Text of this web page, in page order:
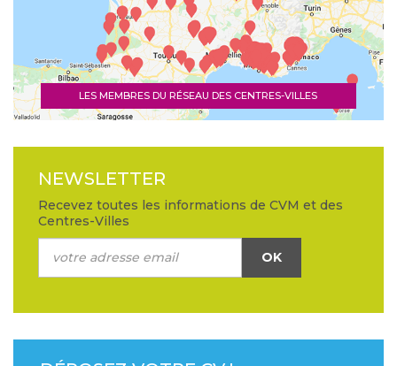
LES MEMBRES DU RÉSEAU DES CENTRES-VILLES
NEWSLETTER
Recevez toutes les informations de CVM et des
Centres-Villes
OK